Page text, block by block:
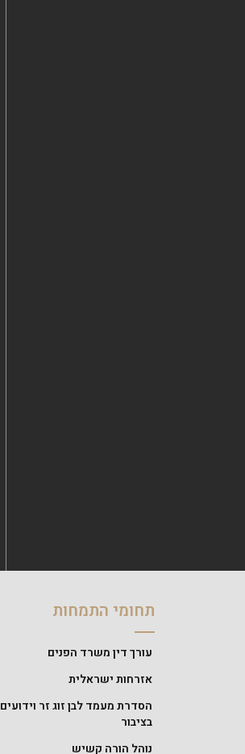
תחומי התמחות
עורך דין משרד הפנים
אזרחות ישראלית
הסדרת מעמד לבן זוג זר וידועים
בציבור
נוהל הורה קשיש